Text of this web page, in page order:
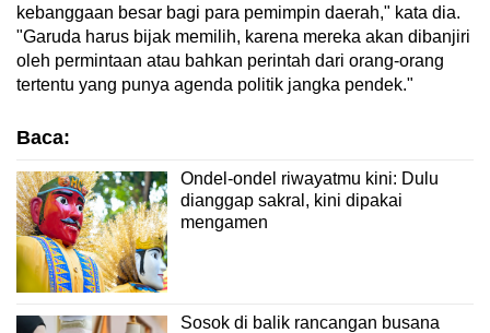
kebanggaan besar bagi para pemimpin daerah," kata dia.
"Garuda harus bijak memilih, karena mereka akan dibanjiri
oleh permintaan atau bahkan perintah dari orang-orang
tertentu yang punya agenda politik jangka pendek."
Baca:
Ondel-ondel riwayatmu kini: Dulu
dianggap sakral, kini dipakai
mengamen
Sosok di balik rancangan busana